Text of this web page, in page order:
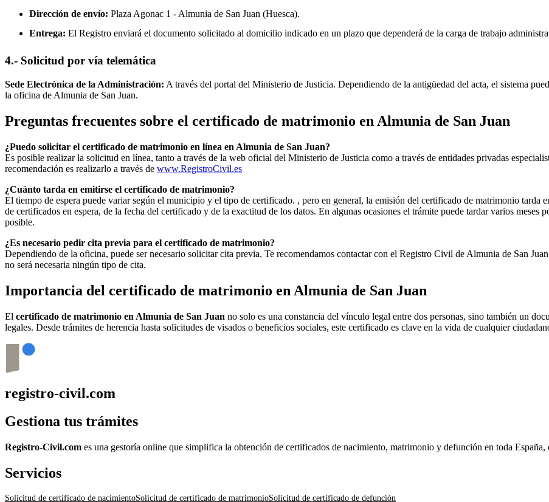
Dirección de envío: Plaza Agonac 1 - Almunia de San Juan (Huesca).
Entrega: El Registro enviará el documento solicitado al domicilio indicado en un plazo que dependerá de la carga de trabajo
4.- Solicitud por vía telemática
Sede Electrónica de la Administración: A través del portal del Ministerio de Justicia. Dependiendo de la antigüedad del acta, el sistema
la oficina de Almunia de San Juan.
Preguntas frecuentes sobre el certificado de matrimonio en Almunia de San Juan
¿Puedo solicitar el certificado de matrimonio en línea en Almunia de San Juan?
Es posible realizar la solicitud en línea, tanto a través de la web oficial del Ministerio de Justicia como a través de entidades privadas
recomendación es realizarlo a través de www.RegistroCivil.es
¿Cuánto tarda en emitirse el certificado de matrimonio?
El tiempo de espera puede variar según el municipio y el tipo de certificado. , pero en general, la emisión del certificado de matrimonio tarda
de certificados en espera, de la fecha del certificado y de la exactitud de los datos. En algunas ocasiones el trámite puede tardar varios meses
posible.
¿Es necesario pedir cita previa para el certificado de matrimonio?
Dependiendo de la oficina, puede ser necesario solicitar cita previa. Te recomendamos contactar con el Registro Civil de Almunia de San Juan
no será necesaria ningún tipo de cita.
Importancia del certificado de matrimonio en Almunia de San Juan
El certificado de matrimonio en Almunia de San Juan no solo es una constancia del vínculo legal entre dos personas, sino también un
legales. Desde trámites de herencia hasta solicitudes de visados o beneficios sociales, este certificado es clave en la vida de cualquier
registro-civil.com
Gestiona tus trámites
Registro-Civil.com es una gestoría online que simplifica la obtención de certificados de nacimiento, matrimonio y defunción en toda España,
Servicios
Solicitud de certificado de nacimientoSolicitud de certificado de matrimonioSolicitud de certificado de defunción